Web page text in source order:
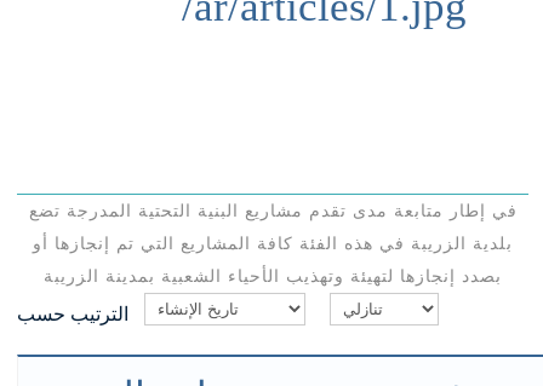
في إطار متابعة مدى تقدم مشاريع البنية التحتية المدرجة تضع
بلدية الزريبة في هذه الفئة كافة المشاريع التي تم إنجازها أو
بصدد إنجازها لتهيئة وتهذيب الأحياء الشعبية بمدينة الزريبة
الترتيب حسب